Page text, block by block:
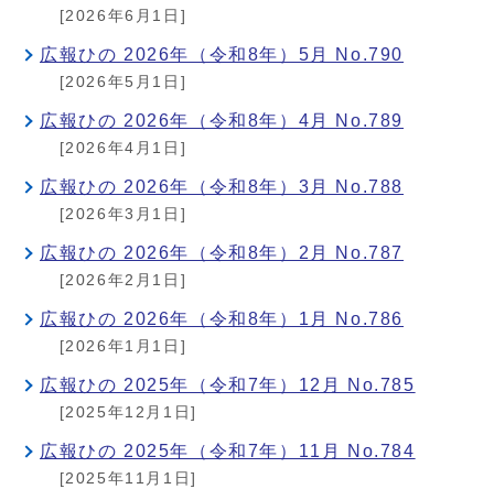
[2026年6月1日]
広報ひの 2026年（令和8年）5月 No.790
[2026年5月1日]
広報ひの 2026年（令和8年）4月 No.789
[2026年4月1日]
広報ひの 2026年（令和8年）3月 No.788
[2026年3月1日]
広報ひの 2026年（令和8年）2月 No.787
[2026年2月1日]
広報ひの 2026年（令和8年）1月 No.786
[2026年1月1日]
広報ひの 2025年（令和7年）12月 No.785
[2025年12月1日]
広報ひの 2025年（令和7年）11月 No.784
[2025年11月1日]